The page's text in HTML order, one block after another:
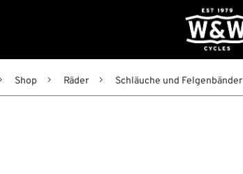
Shop Räder Schläuche und Felgenbänder